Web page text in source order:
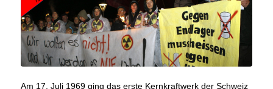
Am 17. Juli 1969 ging das erste Kernkraftwerk der Schweiz